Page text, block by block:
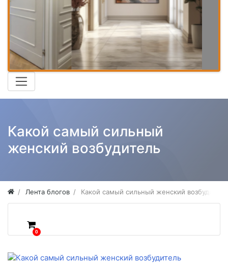
Какой самый сильный
женский возбудитель
Лента блогов Какой самый сильный женский возбудитель
0